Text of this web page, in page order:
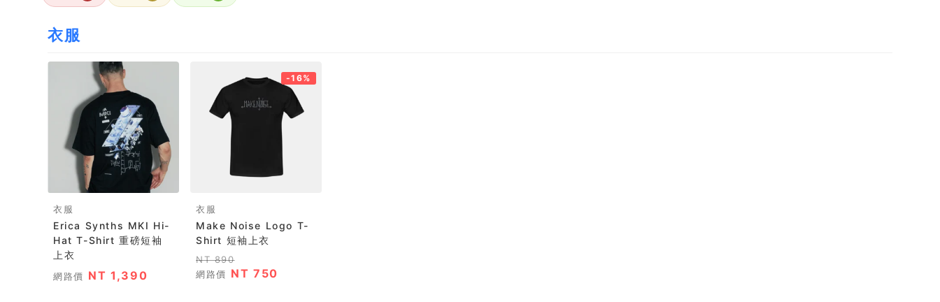
衣服
衣服
Erica Synths MKI Hi-
Hat T-Shirt 重磅短袖
上衣
網路價 NT 1,390
-16%
衣服
Make Noise Logo T-
Shirt 短袖上衣
NT 890
網路價 NT 750